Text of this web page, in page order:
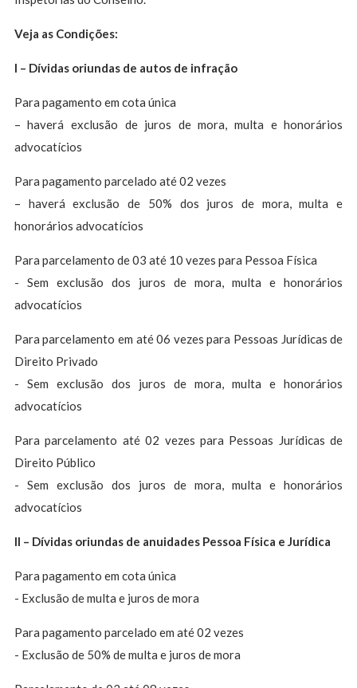
Veja as Condições:
I – Dívidas oriundas de autos de infração
Para pagamento em cota única
– haverá exclusão de juros de mora, multa e honorários
advocatícios
Para pagamento parcelado até 02 vezes
– haverá exclusão de 50% dos juros de mora, multa e
honorários advocatícios
Para parcelamento de 03 até 10 vezes para Pessoa Física
- Sem exclusão dos juros de mora, multa e honorários
advocatícios
Para parcelamento em até 06 vezes para Pessoas Jurídicas de
Direito Privado
- Sem exclusão dos juros de mora, multa e honorários
advocatícios
Para parcelamento até 02 vezes para Pessoas Jurídicas de
Direito Público
- Sem exclusão dos juros de mora, multa e honorários
advocatícios
II – Dívidas oriundas de anuidades Pessoa Física e Jurídica
Para pagamento em cota única
- Exclusão de multa e juros de mora
Para pagamento parcelado em até 02 vezes
- Exclusão de 50% de multa e juros de mora